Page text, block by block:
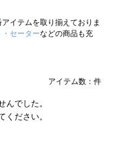
アイテムを取り揃えておりま
・セーターなどの商品も充
アイテム数： 件
んでした。
ください。